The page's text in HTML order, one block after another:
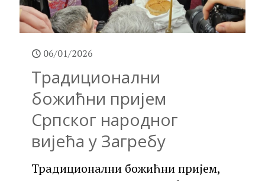
06/01/2026
Традиционални
божићни пријем
Српског народног
вијећа у Загребу
Традиционални божићни пријем,